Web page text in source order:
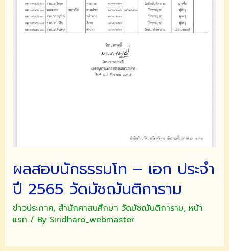
2566
ผลสอบนักธรรมโท – เอก ประจำ
ปี 2565 วัดมัชฌันติการาม
ข่าวประกาศ, สำนักศาสนศึกษา วัดมัชฌันติการาม, หน้า
แรก / By Siridharo_webmaster